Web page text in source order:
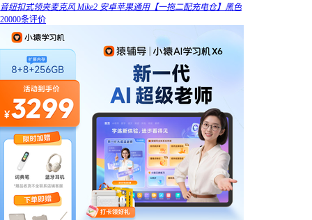
音纽扣式领夹麦克风 Mike2 安卓苹果通用【一拖二配充电仓】黑色
20000条评价